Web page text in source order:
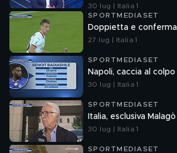
30 lug | Italia 1
SPORTMEDIASET
Doppietta e conferma
27 lug | Italia 1
SPORTMEDIASET
Napoli, caccia al colpo
30 lug | Italia 1
SPORTMEDIASET
Italia, esclusiva Malagò
30 lug | Italia 1
SPORTMEDIASET